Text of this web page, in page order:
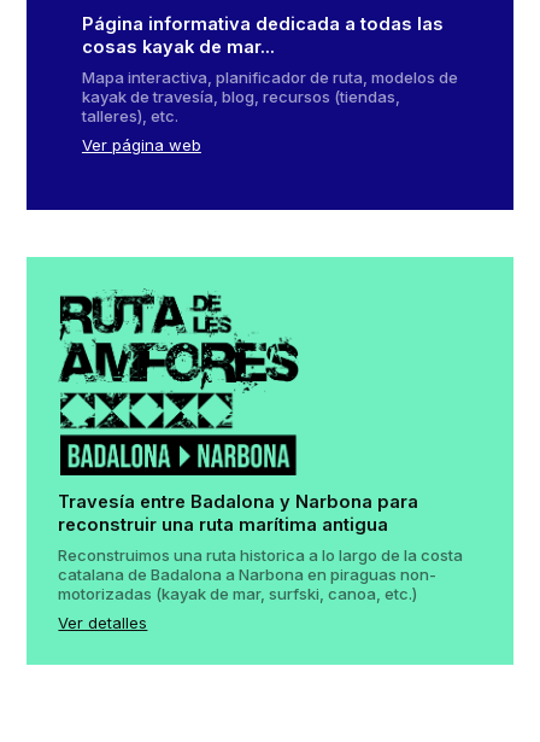
Página informativa dedicada a todas las
cosas kayak de mar...
Mapa interactiva, planificador de ruta, modelos de
kayak de travesía, blog, recursos (tiendas,
talleres), etc.
Ver página web
Travesía entre Badalona y Narbona para
reconstruir una ruta marítima antigua
Reconstruimos una ruta historica a lo largo de la costa
catalana de Badalona a Narbona en piraguas non-
motorizadas (kayak de mar, surfski, canoa, etc.)
Ver detalles